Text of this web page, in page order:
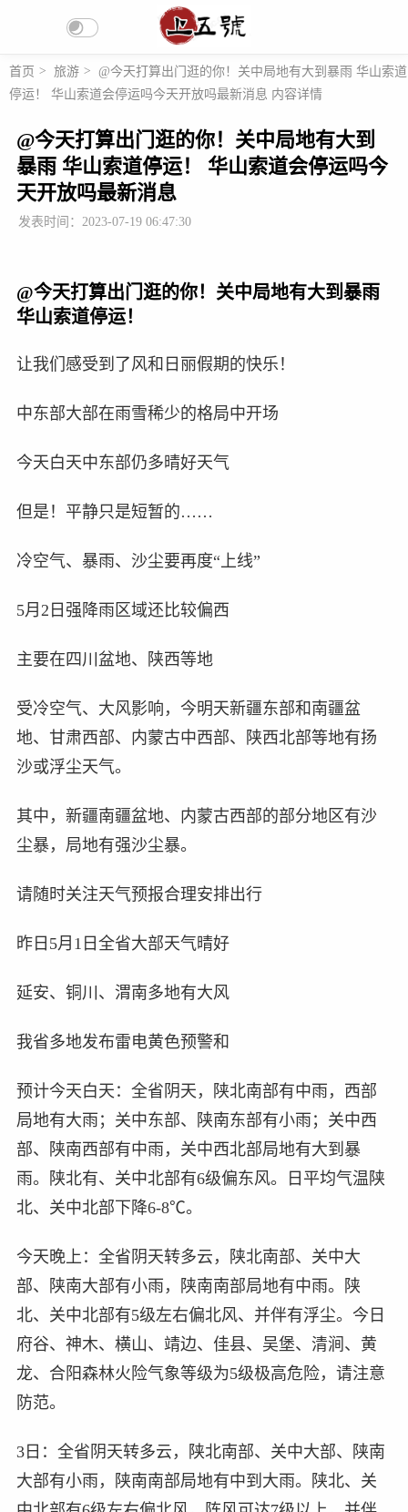
首页 > 旅游 > @今天打算出门逛的你！关中局地有大到暴雨 华山索道
停运！ 华山索道会停运吗今天开放吗最新消息 内容详情
@今天打算出门逛的你！关中局地有大到
暴雨 华山索道停运！ 华山索道会停运吗今
天开放吗最新消息
发表时间：2023-07-19 06:47:30
@今天打算出门逛的你！关中局地有大到暴雨
华山索道停运！
让我们感受到了风和日丽假期的快乐！
中东部大部在雨雪稀少的格局中开场
今天白天中东部仍多晴好天气
但是！平静只是短暂的……
冷空气、暴雨、沙尘要再度“上线”
5月2日强降雨区域还比较偏西
主要在四川盆地、陕西等地
受冷空气、大风影响，今明天新疆东部和南疆盆
地、甘肃西部、内蒙古中西部、陕西北部等地有扬
沙或浮尘天气。
其中，新疆南疆盆地、内蒙古西部的部分地区有沙
尘暴，局地有强沙尘暴。
请随时关注天气预报合理安排出行
昨日5月1日全省大部天气晴好
延安、铜川、渭南多地有大风
我省多地发布雷电黄色预警和
预计今天白天：全省阴天，陕北南部有中雨，西部
局地有大雨；关中东部、陕南东部有小雨；关中西
部、陕南西部有中雨，关中西北部局地有大到暴
雨。陕北有、关中北部有6级偏东风。日平均气温陕
北、关中北部下降6-8℃。
今天晚上：全省阴天转多云，陕北南部、关中大
部、陕南大部有小雨，陕南南部局地有中雨。陕
北、关中北部有5级左右偏北风、并伴有浮尘。今日
府谷、神木、横山、靖边、佳县、吴堡、清涧、黄
龙、合阳森林火险气象等级为5级极高危险，请注意
防范。
3日：全省阴天转多云，陕北南部、关中大部、陕南
大部有小雨，陕南南部局地有中到大雨。陕北、关